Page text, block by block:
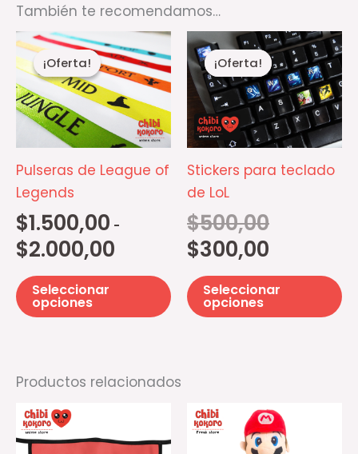
También te recomendamos…
¡Oferta!
¡Oferta!
Pulseras de League of
Legends
$1.500,00 -
$2.000,00
Rango
de
precios:
desde
$1.500,00
hasta
$2.000,00
Seleccionar
opciones
Este
producto
tiene
múltiples
variantes.
Las
opciones
pueden
elegir
la
página
¡Oferta!
¡Oferta!
Stickers para teclado
de LoL
$500,00
El
precio
original
era:
$500,00.
$300,00
El
precio
actual
es:
$300,00.
Seleccionar
opciones
la
Productos relacionados